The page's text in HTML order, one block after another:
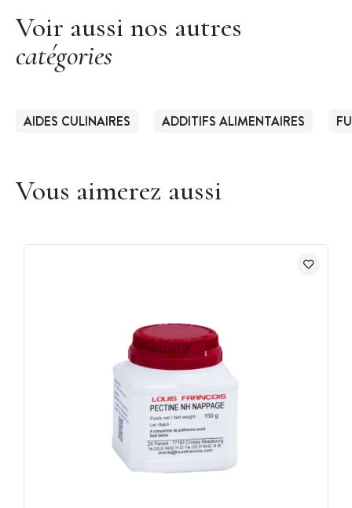
Voir aussi nos autres
catégories
AIDES CULINAIRES ADDITIFS ALIMENTAIRES
Vous aimerez aussi